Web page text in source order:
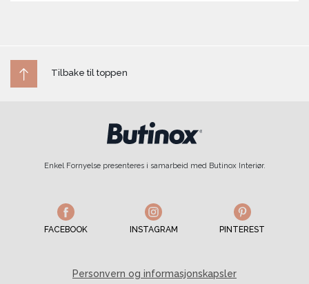
Tilbake til toppen
Enkel Fornyelse presenteres i samarbeid med Butinox Interiør.
FACEBOOK INSTAGRAM PINTEREST
Personvern og informasjonskapsler